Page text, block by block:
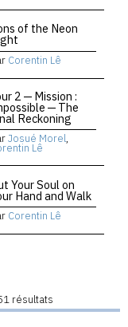
of the Neon
Corentin Lê
2 — Mission :
— The
Reckoning
Josué Morel,
Lê
Your Soul on
Hand and Walk
Corentin Lê
résultats